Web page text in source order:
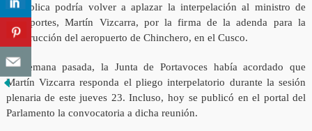
República podría volver a aplazar la interpelación al ministro de
Transportes, Martín Vizcarra, por la firma de la adenda para la
construcción del aeropuerto de Chinchero, en el Cusco.
La semana pasada, la Junta de Portavoces había acordado que
Martín Vizcarra responda el pliego interpelatorio durante la sesión
plenaria de este jueves 23. Incluso, hoy se publicó en el portal del
Parlamento la convocatoria a dicha reunión.